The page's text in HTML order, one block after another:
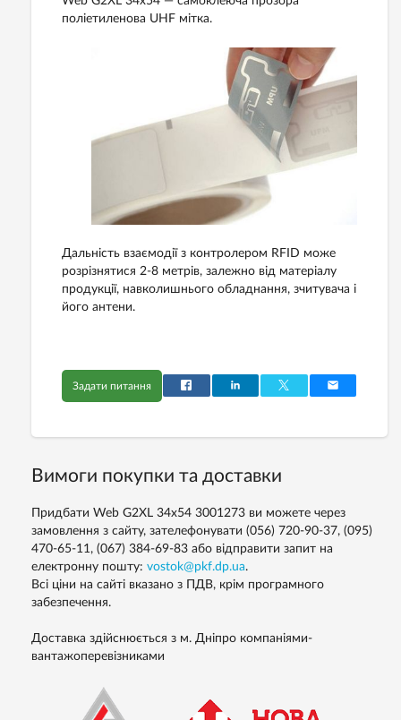
поліетиленова UHF мітка.
Дальність взаємодії з контролером RFID може
розрізнятися 2-8 метрів, залежно від матеріалу
продукції, навколишнього обладнання, зчитувача і
його антени.
Задати питання
Вимоги покупки та доставки
Придбати Web G2XL 34x54 3001273 ви можете через
замовлення з сайту, зателефонувати (056) 720-90-37, (095)
470-65-11, (067) 384-69-83 або відправити запит на
електронну пошту: vostok@pkf.dp.ua.
Всі ціни на сайті вказано з ПДВ, крім програмного
забезпечення.
Доставка здійснюється з м. Дніпро компаніями-
вантажоперевізниками